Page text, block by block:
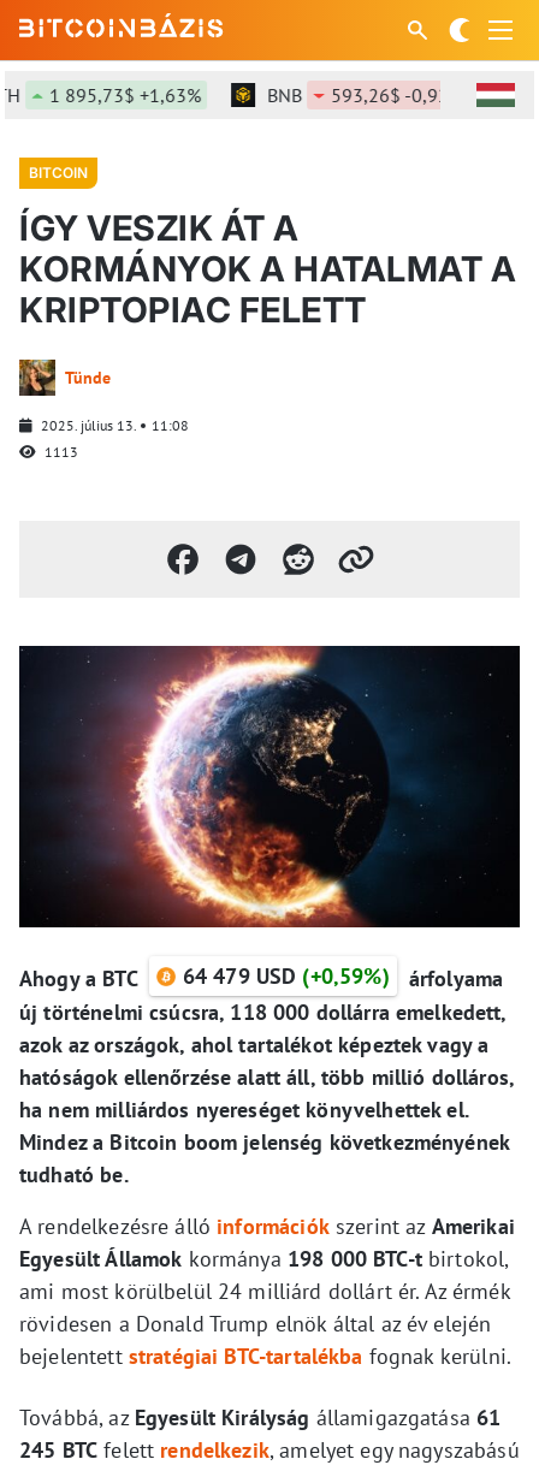
1 895,73$ +1,63% BNB 593,26$ -0,92%
BITCOIN
ÍGY VESZIK ÁT A
KORMÁNYOK A HATALMAT A
KRIPTOPIAC FELETT
Tünde
2025. július 13.
11:08
1113
Ahogy a BTC 64 479 USD (+0,59%)
árfolyama
új történelmi csúcsra, 118 000 dollárra emelkedett,
azok az országok, ahol tartalékot képeztek vagy a
hatóságok ellenőrzése alatt áll, több millió dolláros,
ha nem milliárdos nyereséget könyvelhettek el.
Mindez a Bitcoin boom jelenség következményének
tudható be.
A rendelkezésre álló információkszerint az Amerikai
Egyesült Államok kormánya 198 000 BTC-tbirtokol,
ami most körülbelül 24 milliárd dollárt ér. Az érmék
rövidesen a Donald Trump elnök által az év elején
bejelentett stratégiai BTC-tartalékba fognak kerülni.
Továbbá, az Egyesült Királyság államigazgatása 61
245 BTC felett rendelkezik, amelyet egy nagyszabású